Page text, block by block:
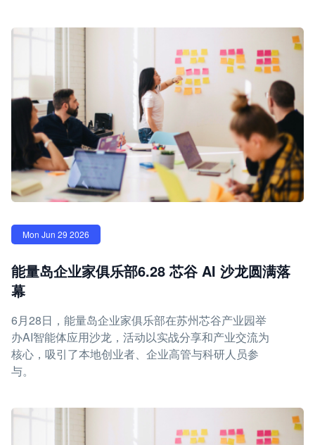
Mon Jun 29 2026
能量岛企业家俱乐部6.28 芯谷 AI 沙龙圆满落
幕
6月28日，能量岛企业家俱乐部在苏州芯谷产业园举
办AI智能体应用沙龙，活动以实战分享和产业交流为
核心，吸引了本地创业者、企业高管与科研人员参
与。